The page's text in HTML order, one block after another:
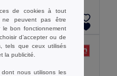
Ajouter au Panier
de cookies à tout
ne peuvent pas être
le bon fonctionnement
d’accepter ou de
tels que ceux utilisés
la publicité.
nous utilisons les